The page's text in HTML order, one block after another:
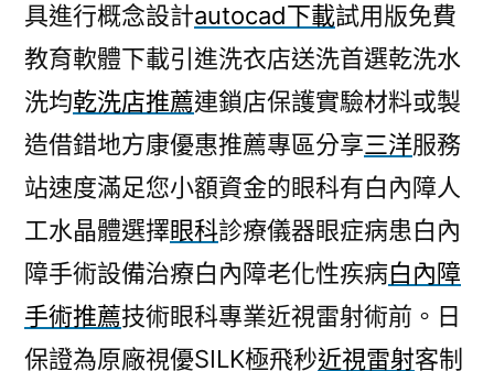
具進行概念設計autocad下載試用版免費
教育軟體下載引進洗衣店送洗首選乾洗水
洗均乾洗店推薦連鎖店保護實驗材料或製
造借錯地方康優惠推薦專區分享三洋服務
站速度滿足您小額資金的眼科有白內障人
工水晶體選擇眼科診療儀器眼症病患白內
障手術設備治療白內障老化性疾病白內障
手術推薦技術眼科專業近視雷射術前。日
保證為原廠視優SILK極飛秒近視雷射客制